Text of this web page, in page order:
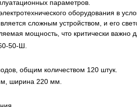
Психологическая экспертиза
Строительная экспертиза
Химическая экспертиза
Экспертиза давности создания
параметров.
оборудования в
сложным устройством, и его
мощность, что критически важно
50-Ш.
общим количеством 120 штук.
ширина 220 мм.